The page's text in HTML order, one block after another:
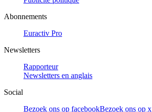
Abonnements
Euractiv Pro
Newsletters
Rapporteur
Newsletters en anglais
Social
Bezoek ons op facebookBezoek ons op x